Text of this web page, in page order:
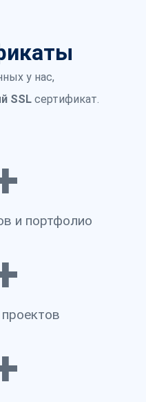
у нас,
SSL сертификат.
и портфолио